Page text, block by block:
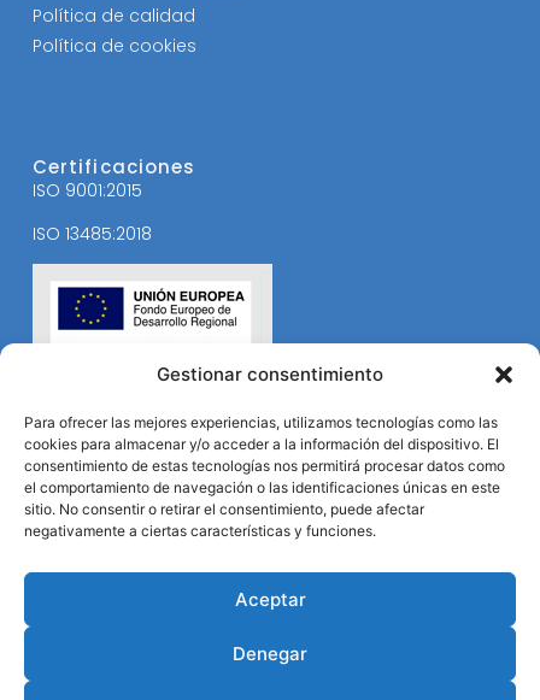
Gestionar consentimiento
Para ofrecer las mejores experiencias, utilizamos tecnologías como las
cookies para almacenar y/o acceder a la información del dispositivo. El
consentimiento de estas tecnologías nos permitirá procesar datos como
el comportamiento de navegación o las identificaciones únicas en este
sitio. No consentir o retirar el consentimiento, puede afectar
negativamente a ciertas características y funciones.
Aceptar
Denegar
Política de calidad
Política de cookies
Certificaciones
ISO 9001:2015
ISO 13485:2018